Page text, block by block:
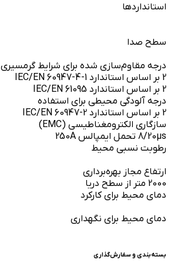
استانداردها
سطح صدا
درجه مقاوم‌سازی شده برای شرایط گرمسیری
2 بر اساس استاندارد IEC/EN 60947-4-1
2 بر اساس استاندارد IEC/EN 61095
درجه آلودگی محیطی برای استفاده
2 بر اساس استاندارد IEC/EN 60947-2
سازگاری الکترومغناطیسی (EMC)
8/20µs تحمل ایمپالس 250A
رطوبت نسبی محیط
ارتفاع مجاز بهره‌برداری
2000 متر از سطح دریا
دمای محیط برای کارکرد
دمای محیط برای نگهداری
بسته‌بندی و سفارش‌گذاری